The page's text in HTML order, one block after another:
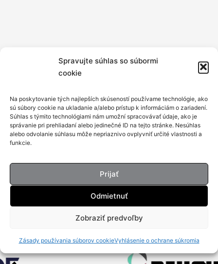
Spravujte súhlas so súbormi
cookie
Na poskytovanie tých najlepších skúseností používame technológie, ako
sú súbory cookie na ukladanie a/alebo prístup k informáciám o zariadení.
Súhlas s týmito technológiami nám umožní spracovávať údaje, ako je
správanie pri prehliadaní alebo jedinečné ID na tejto stránke. Nesúhlas
alebo odvolanie súhlasu môže nepriaznivo ovplyvniť určité vlastnosti a
funkcie.
Prijať
Odmietnuť
Zobraziť predvoľby
Zásady používania súborov cookieVyhlásenie o ochrane súkromia